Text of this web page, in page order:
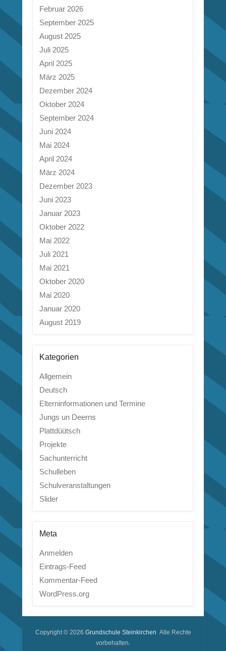
Februar 2026
September 2025
August 2025
Juli 2025
April 2025
März 2025
Dezember 2024
Oktober 2024
September 2024
Juni 2024
Mai 2024
April 2024
März 2024
Dezember 2023
Juni 2023
Januar 2023
Oktober 2022
Mai 2022
Juli 2021
Mai 2021
Oktober 2020
Mai 2020
Januar 2020
August 2019
Kategorien
Allgemein
Deutsch
Elterninformationen und Termine
Jungs un Deerns
Plattdüütsch
Projekte
Sachunterricht
Schulleben
Schulveranstaltungen
Slider
Meta
Anmelden
Eintrags-Feed
Kommentar-Feed
WordPress.org
Copyright © 2026 Grundschule Steinkirchen Alle Rechte
vorbehalten.